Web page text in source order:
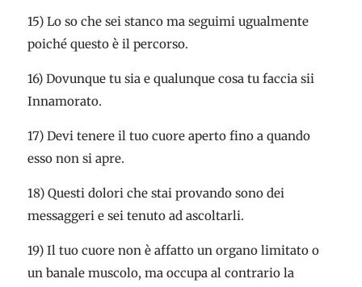
15) Lo so che sei stanco ma seguimi ugualmente
poiché questo è il percorso.
16) Dovunque tu sia e qualunque cosa tu faccia sii
Innamorato.
17) Devi tenere il tuo cuore aperto fino a quando
esso non si apre.
18) Questi dolori che stai provando sono dei
messaggeri e sei tenuto ad ascoltarli.
19) Il tuo cuore non è affatto un organo limitato o
un banale muscolo, ma occupa al contrario la